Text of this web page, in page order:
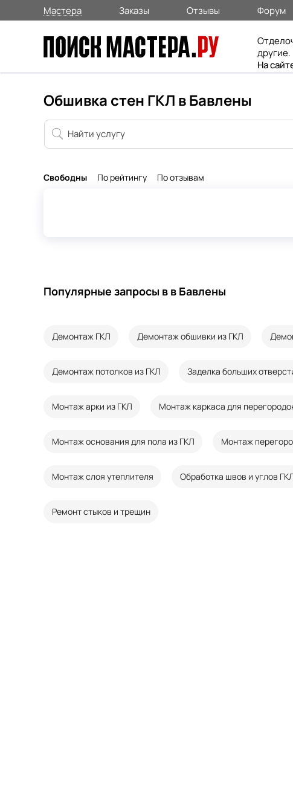
Мастера Заказы Отзывы Форум
другие.
На
Обшивка стен ГКЛ в Бавлены
Свободны По рейтингу По отзывам
Популярные запросы в в Бавлены
Демонтаж ГКЛ Демонтаж обшивки из ГКЛ
Демонтаж потолков из ГКЛ Заделка больших
Монтаж арки из ГКЛ Монтаж каркаса для
Монтаж основания для пола из ГКЛ Монтаж
Монтаж слоя утеплителя Обработка швов и углов
Ремонт стыков и трещин